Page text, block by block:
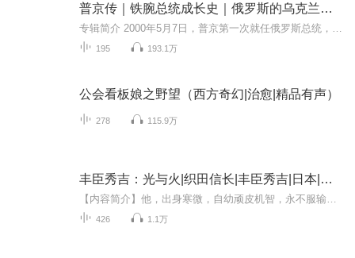
普京传｜铁腕总统成长史｜俄罗斯的乌克兰野望
195 193.1万
公会看板娘之野望（西方奇幻|治愈|精品有声）
278 115.9万
丰臣秀吉：光与火|织田信长|丰臣秀吉|日本|战国|AI电子书
426 1.1万